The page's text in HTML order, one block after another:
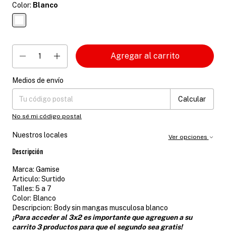
Color: Blanco
Entregas para el CP:
Medios de envío
Calcular
No sé mi código postal
Nuestros locales Ver opciones
Descripción
Marca: Gamise
Articulo: Surtido
Talles: 5 a 7
Color: Blanco
Descripcion: Body sin mangas musculosa blanco
¡Para acceder al 3x2 es importante que agreguen a su
carrito 3 productos para que el segundo sea gratis!